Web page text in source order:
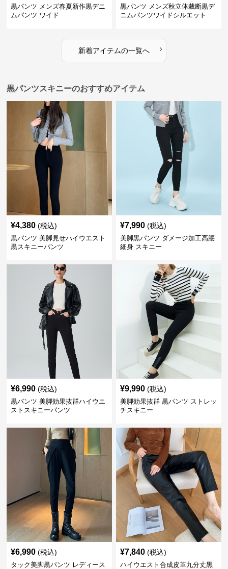
黒パンツ メンズ春夏新作黒デニ
ムパンツ ワイド
黒パンツ メンズ秋立体裁断黒デ
ニムパンツワイドシルエット
新着アイテムの一覧へ ›
黒パンツスキニーのおすすめアイテム
¥4,380 (税込)
黒パンツ 美脚見せハイウエスト
黒スキニーパンツ
¥7,990 (税込)
美脚黒パンツ ダメージ加工高腰
細身 スキニー
¥6,990 (税込)
黒パンツ 美脚効果抜群ハイウエ
ストスキニーパンツ
¥9,990 (税込)
美脚効果抜群 黒パンツ ストレッ
チスキニー
¥6,990 (税込)
タック美脚黒パンツ レディース
¥7,840 (税込)
ハイウエスト合成皮革九分丈黒